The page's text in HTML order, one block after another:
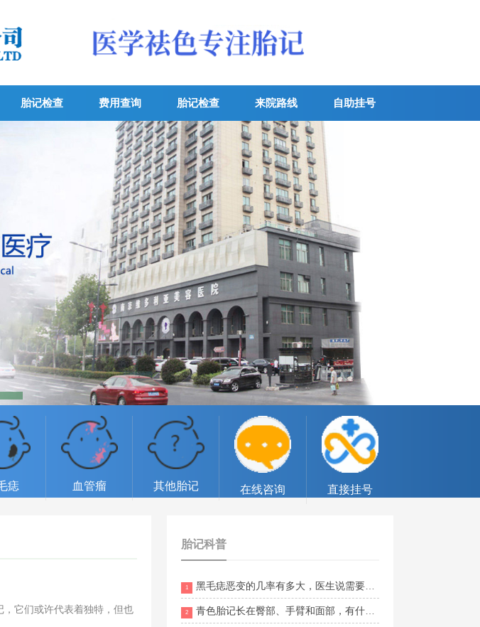
胎记检查 费用查询 胎记检查 来院路线 自助挂号
痣 血管瘤 其他胎记 在线咨询 直接挂号
它们或许代表着独特，但也
胎记科普
1 黑毛痣恶变的几率有多大，医生说需要切除
2 青色胎记长在臀部、手臂和面部，有什么不同意义？